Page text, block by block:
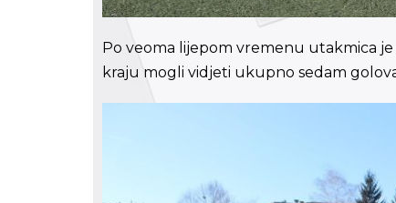
Po veoma lijepom vremenu utakmica
kraju mogli vidjeti ukupno sedam